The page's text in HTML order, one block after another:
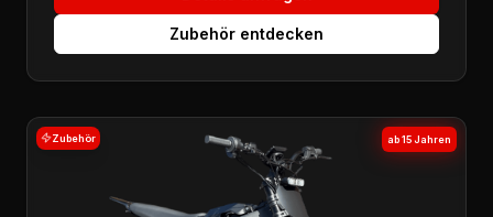
Zubehör entdecken
Zubehör ab 15 Jahren